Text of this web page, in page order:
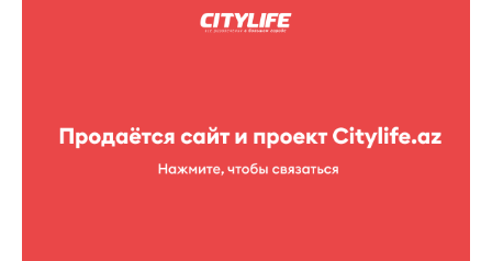
Daniel Hechter Outlet